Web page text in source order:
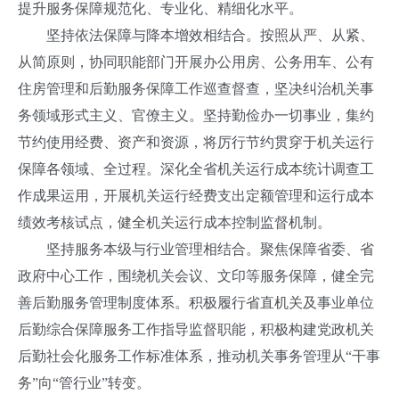
提升服务保障规范化、专业化、精细化水平。
坚持依法保障与降本增效相结合。按照从严、从紧、
从简原则，协同职能部门开展办公用房、公务用车、公有
住房管理和后勤服务保障工作巡查督查，坚决纠治机关事
务领域形式主义、官僚主义。坚持勤俭办一切事业，集约
节约使用经费、资产和资源，将厉行节约贯穿于机关运行
保障各领域、全过程。深化全省机关运行成本统计调查工
作成果运用，开展机关运行经费支出定额管理和运行成本
绩效考核试点，健全机关运行成本控制监督机制。
坚持服务本级与行业管理相结合。聚焦保障省委、省
政府中心工作，围绕机关会议、文印等服务保障，健全完
善后勤服务管理制度体系。积极履行省直机关及事业单位
后勤综合保障服务工作指导监督职能，积极构建党政机关
后勤社会化服务工作标准体系，推动机关事务管理从“干事
务”向“管行业”转变。